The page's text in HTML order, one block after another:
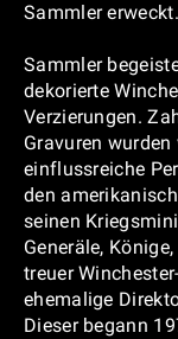
Sammler erweckt.
Sammler
dekorierte
Verzierungen.
Gravuren
einflussreiche
den
seinen
Generäle,
treuer
ehemalige
Dieser begann